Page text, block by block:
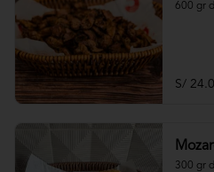
600 gr
S/
300 gr